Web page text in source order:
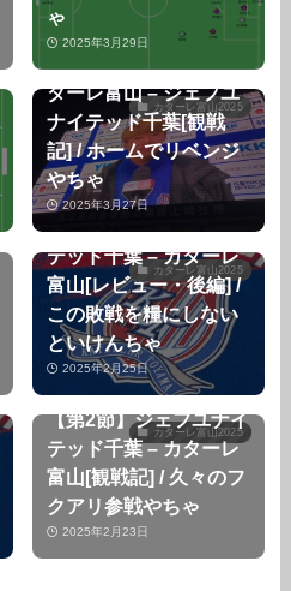
ゃ
2025年3月29日
カターレ富山2025
【ルヴァン杯1回戦】カ
ターレ富山 – ジェフユ
ナイテッド千葉[観戦
記] / ホームでリベンジ
やちゃ
2025年3月27日
カターレ富山2025
【第2節】ジェフユナイ
テッド千葉 – カターレ
富山[レビュー・後編] /
この敗戦を糧にしない
といけんちゃ
2025年2月25日
カターレ富山2025
【第2節】ジェフユナイ
テッド千葉 – カターレ
富山[観戦記] / 久々のフ
クアリ参戦やちゃ
2025年2月23日